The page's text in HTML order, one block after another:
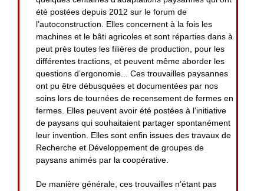
été postées depuis 2012 sur le forum de
l’autoconstruction. Elles concernent à la fois les
machines et le bâti agricoles et sont réparties dans à
peut près toutes les filières de production, pour les
différentes tractions, et peuvent même aborder les
questions d’ergonomie... Ces trouvailles paysannes
ont pu être débusquées et documentées par nos
soins lors de tournées de recensement de fermes en
fermes. Elles peuvent avoir été postées à l’initiative
de paysans qui souhaitaient partager spontanément
leur invention. Elles sont enfin issues des travaux de
Recherche et Développement de groupes de
paysans animés par la coopérative.
De manière générale, ces trouvailles n’étant pas